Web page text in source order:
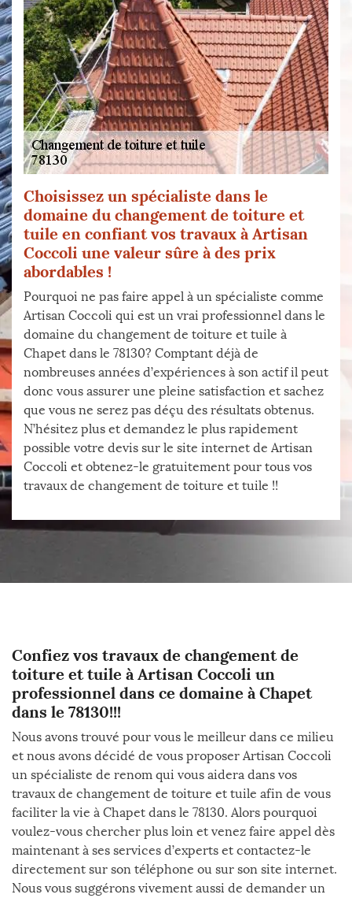
Choisissez un spécialiste dans le
domaine du changement de toiture et
tuile en confiant vos travaux à Artisan
Coccoli une valeur sûre à des prix
abordables !
Pourquoi ne pas faire appel à un spécialiste comme
Artisan Coccoli qui est un vrai professionnel dans le
domaine du changement de toiture et tuile à
Chapet dans le 78130? Comptant déjà de
nombreuses années d’expériences à son actif il peut
donc vous assurer une pleine satisfaction et sachez
que vous ne serez pas déçu des résultats obtenus.
N’hésitez plus et demandez le plus rapidement
possible votre devis sur le site internet de Artisan
Coccoli et obtenez-le gratuitement pour tous vos
travaux de changement de toiture et tuile !!
Confiez vos travaux de changement de
toiture et tuile à Artisan Coccoli un
professionnel dans ce domaine à Chapet
dans le 78130!!!
Nous avons trouvé pour vous le meilleur dans ce milieu
et nous avons décidé de vous proposer Artisan Coccoli
un spécialiste de renom qui vous aidera dans vos
travaux de changement de toiture et tuile afin de vous
faciliter la vie à Chapet dans le 78130. Alors pourquoi
voulez-vous chercher plus loin et venez faire appel dès
maintenant à ses services d’experts et contactez-le
directement sur son téléphone ou sur son site internet.
Nous vous suggérons vivement aussi de demander un